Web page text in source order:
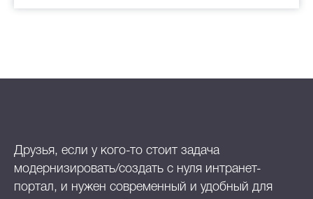
Друзья, если у кого-то стоит задача
модернизировать/создать с нуля интранет-
портал, и нужен современный и удобный для